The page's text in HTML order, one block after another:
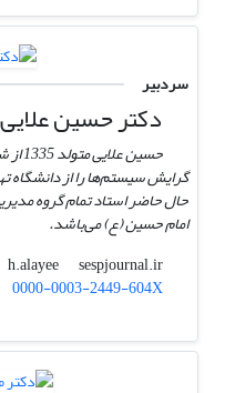
سردبیر
دکتر حسین علایی
حال حاضر استاد تمام گروه
امام حسین (ع) می‌باشد.
h.alayee
sespjournal.ir
0000-0003-2449-604X